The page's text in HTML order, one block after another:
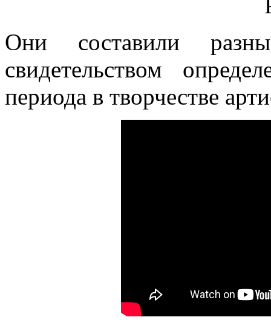
Они составили
свидетельством
периода в творчестве